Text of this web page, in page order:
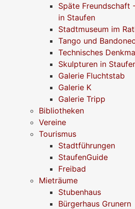
Späte Freundschaft
in Staufen
Stadtmuseum im
Tango und
Technisches
Skulpturen in
Galerie Fluchtstab
Galerie K
Galerie Tripp
Bibliotheken
Vereine
Tourismus
Stadtführungen
StaufenGuide
Freibad
Mieträume
Stubenhaus
Bürgerhaus Grunern